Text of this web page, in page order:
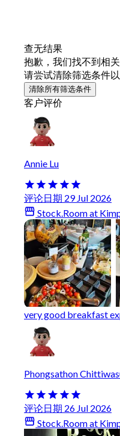
查无结果
抱歉，我们找不到相关
请尝试清除筛选条件以
清除所有筛选条件
客户评价
Annie Lu
评论日期 29 Jul 2026
Stock.Room at
very good breakfast
Phongsathon
评论日期 26 Jul 2026
Stock.Room at